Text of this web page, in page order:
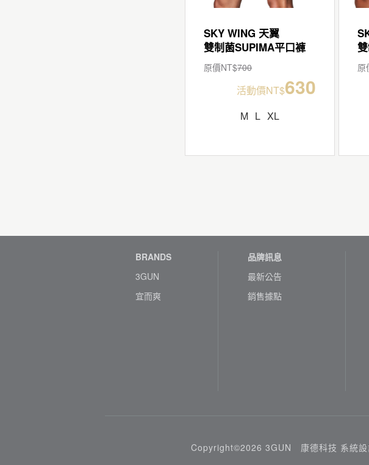
SKY WING 天翼
雙制菌SUPIMA平口褲
原價NT$700
活動價NT$630
M L XL
原
BRANDS
3GUN
宜而爽
品牌訊息
最新公告
銷售據點
Copyright©2026 3GUN 康德科技 系統